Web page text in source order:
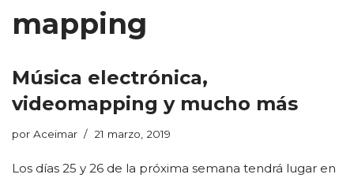
mapping
Música electrónica,
videomapping y mucho más
por Aceimar 21 marzo, 2019
Los días 25 y 26 de la próxima semana tendrá lugar en